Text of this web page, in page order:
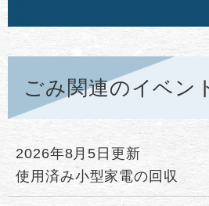
ごみ関連のイベン
2026年8月5日更新
使用済み小型家電の回収